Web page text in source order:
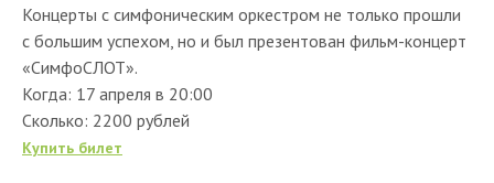
Концерты с симфоническим оркестром не только прошли
с большим успехом, но и был презентован фильм-концерт
«СимфоСЛОТ».
Когда: 17 апреля в 20:00
Сколько: 2200 рублей
Купить билет